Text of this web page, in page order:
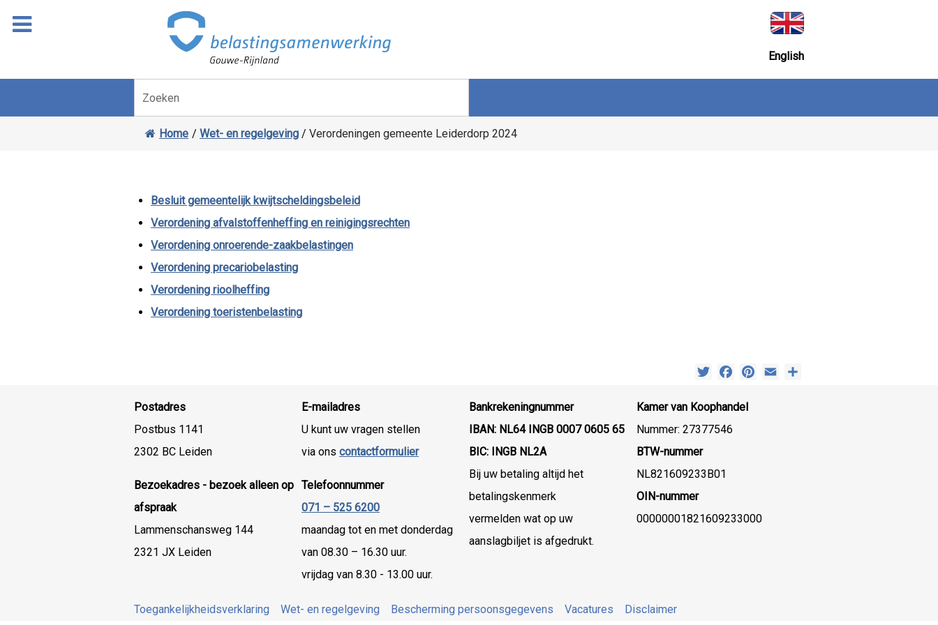
naar
door
navigatie
English
Zoeken
Home / Wet- en regelgeving / Verordeningen gemeente Leiderdorp 2024
Besluit gemeentelijk kwijtscheldingsbeleid
Verordening afvalstoffenheffing en reinigingsrechten
Verordening onroerende-zaakbelastingen
Verordening precariobelasting
Verordening rioolheffing
Verordening toeristenbelasting
TwitterFacebookPinterest
Email
Postadres
Postbus 1141
2302 BC Leiden
Bezoekadres - bezoek alleen op
afspraak
Lammenschansweg 144
2321 JX Leiden
E-mailadres
U kunt uw vragen stellen
via ons contactformulier
Telefoonnummer
071 – 525 6200
maandag tot en met donderdag
van 08.30 – 16.30 uur.
vrijdag van 8.30 - 13.00 uur.
Bankrekeningnummer
IBAN: NL64 INGB 0007 0605 65
BIC: INGB NL2A
Bij uw betaling altijd het
betalingskenmerk
vermelden wat op uw
aanslagbiljet is afgedrukt.
Kamer van Koophandel
Nummer: 27377546
BTW-nummer
NL821609233B01
OIN-nummer
00000001821609233000
Toegankelijkheidsverklaring Wet- en regelgeving Bescherming persoonsgegevens Vacatures Disclaimer